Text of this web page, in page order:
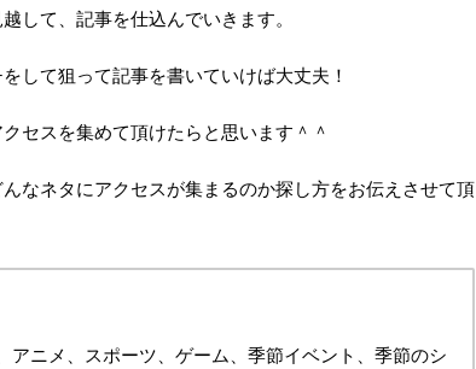
して、記事を仕込んでいきます。
して狙って記事を書いていけば大丈夫！
セスを集めて頂けたらと思います＾＾
なネタにアクセスが集まるのか探し方をお伝えさせて頂
ニメ、スポーツ、ゲーム、季節イベント、季節のシ